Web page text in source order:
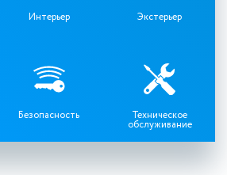
Интерьер Экстерьер
Безопасность Техническое
обслуживание